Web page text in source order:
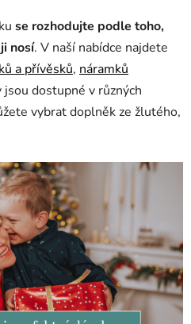
se rozhodujte podle toho,
nosí. V naší nabídce najdete
a přívěsků, náramků
dostupné v různých
vybrat doplněk ze žlutého,